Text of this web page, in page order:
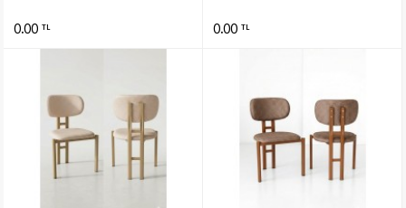
0.00 TL 0.00 TL